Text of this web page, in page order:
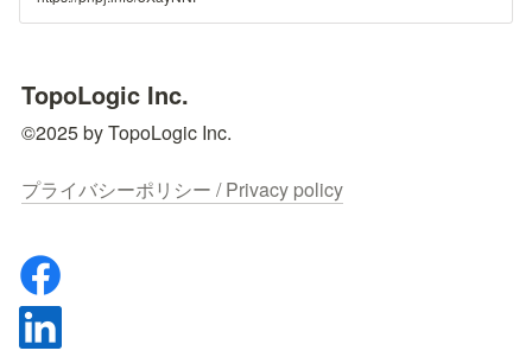
構築に貢献し続けます
TopoLogic Inc.
©2025 by TopoLogic Inc.
プライバシーポリシー / Privacy policy